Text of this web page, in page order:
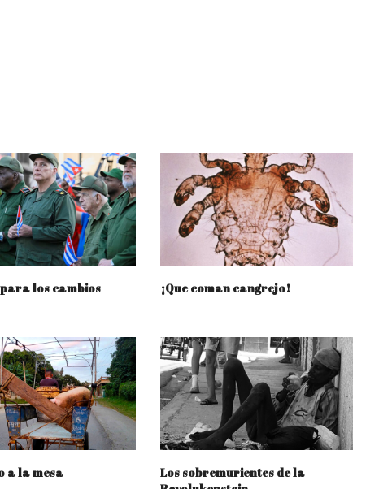
los cambios
¡Que coman cangrejo!
a la mesa
Los sobremurientes de la